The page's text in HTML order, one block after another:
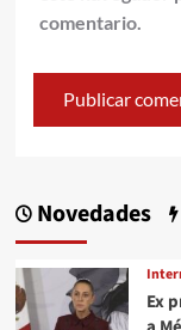
comentario.
Novedades
Ex